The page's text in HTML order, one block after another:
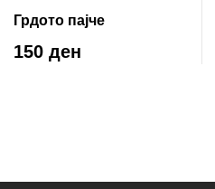
Грдото пајче
150 ден